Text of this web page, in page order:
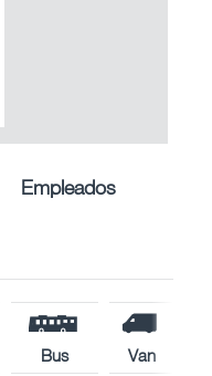
Empleados
Bus
Van